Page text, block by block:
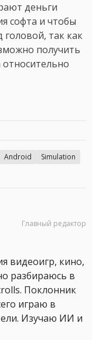
деньги
софта и чтобы
так как
получить
Android
Simulation
Главный редактор
видеоигр, кино,
разбираюсь в
Поклонник
играю в
Изучаю ИИ и